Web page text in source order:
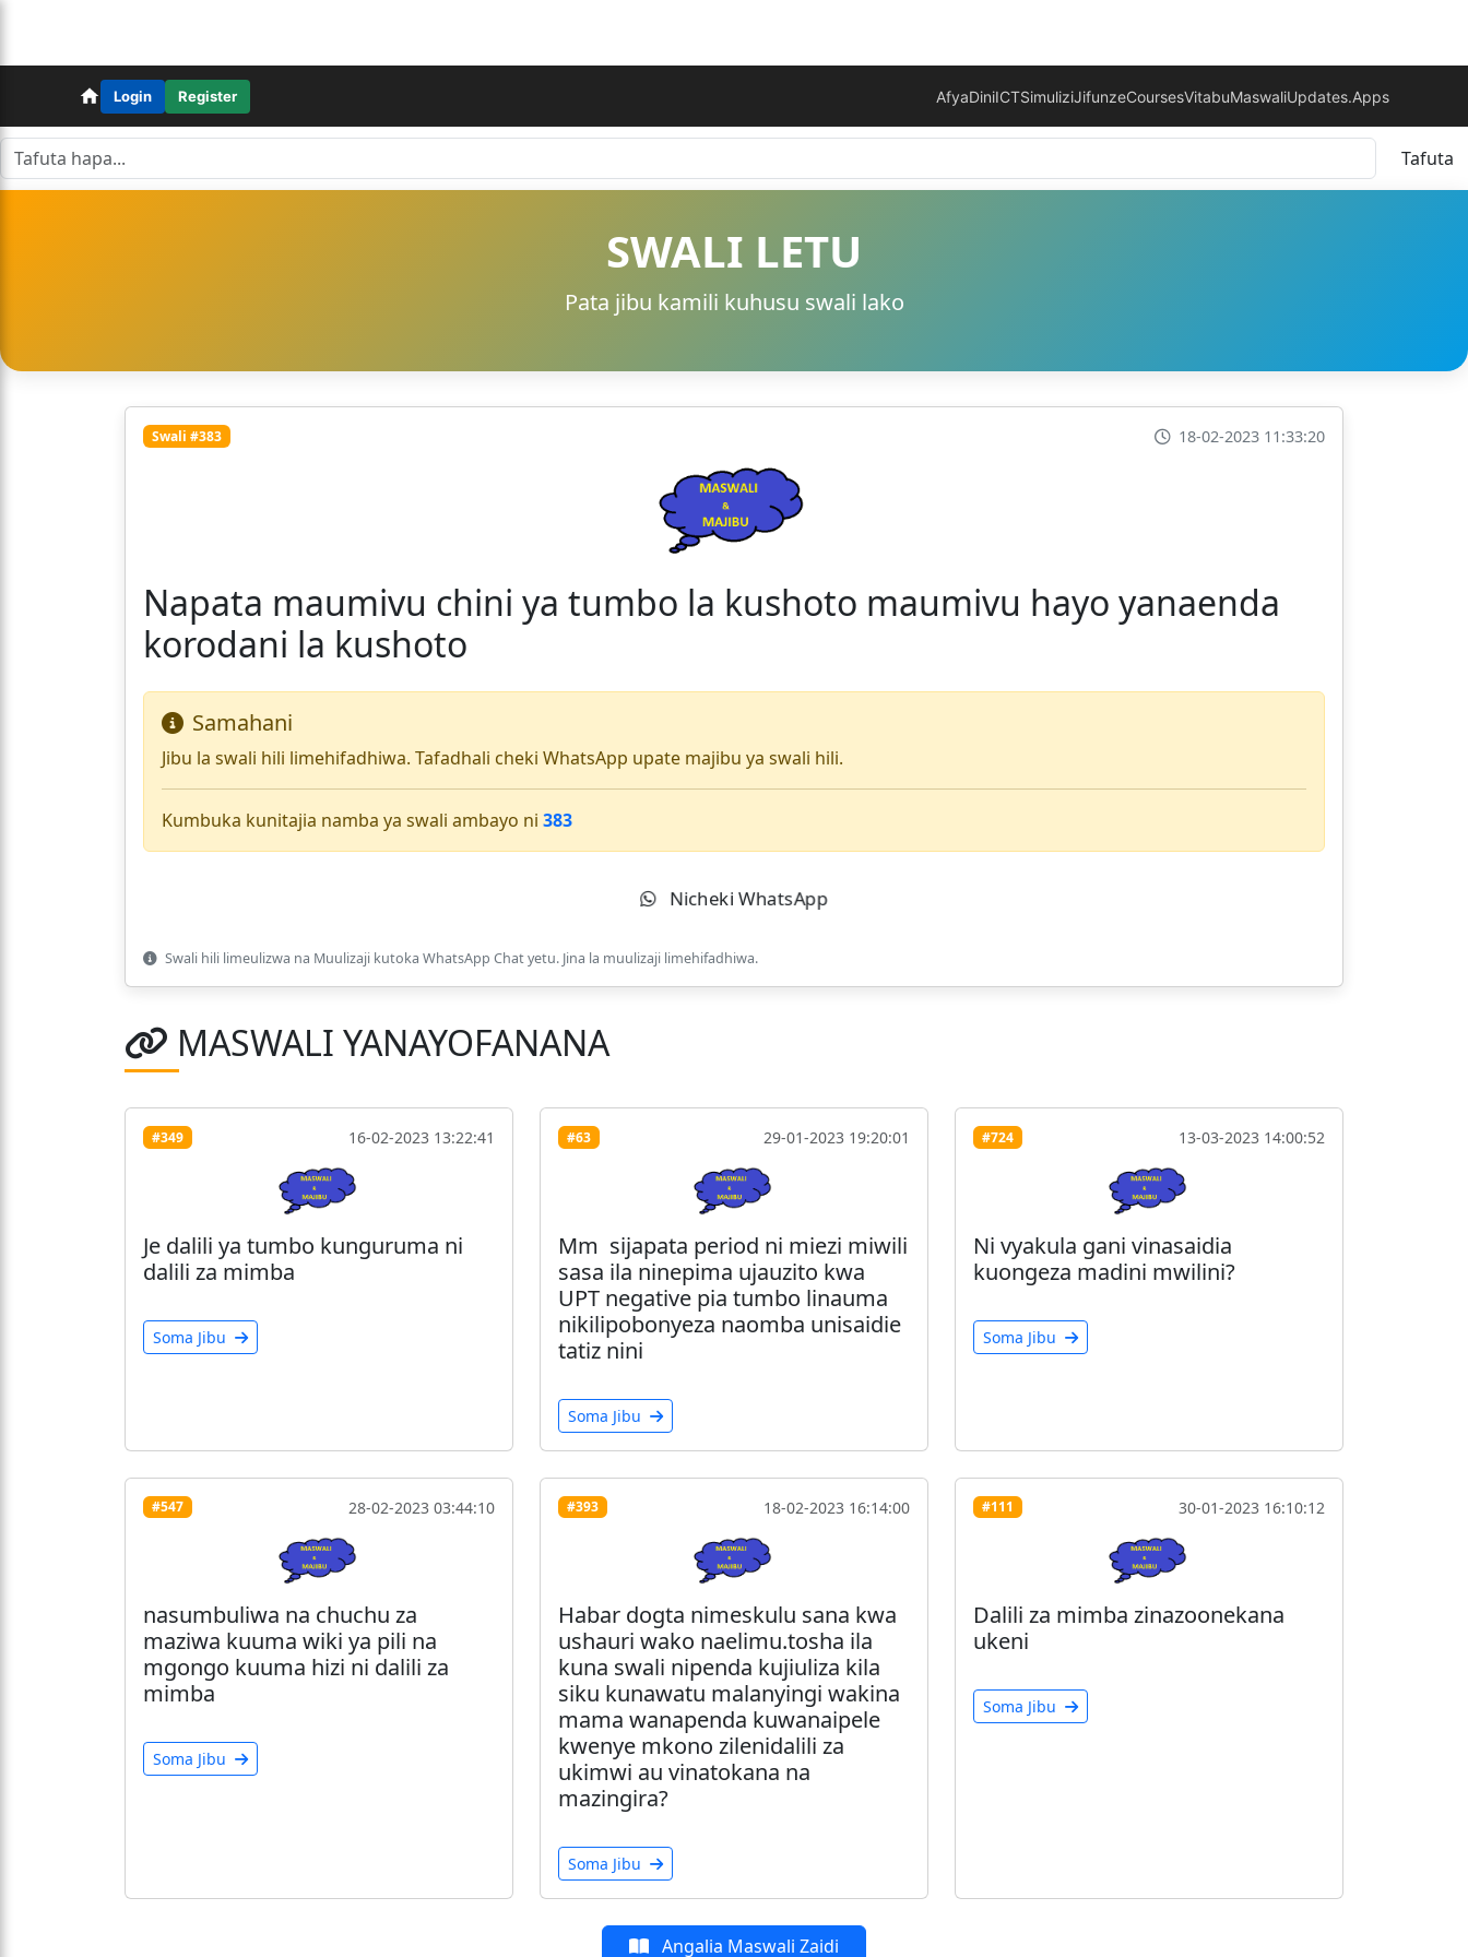
Login Register AfyaDiniICTSimuliziJifunzeCoursesVitabuMaswaliUpdates.Apps
Tafuta
SWALI LETU
Pata jibu kamili kuhusu swali lako
Swali #383 18-02-2023 11:33:20
Napata maumivu chini ya tumbo la kushoto maumivu hayo yanaenda
korodani la kushoto
Samahani
Jibu la swali hili limehifadhiwa. Tafadhali cheki WhatsApp upate majibu ya swali hili.
Kumbuka kunitajia namba ya swali ambayo ni 383
Nicheki WhatsApp
Swali hili limeulizwa na Muulizaji kutoka WhatsApp Chat yetu. Jina la muulizaji limehifadhiwa.
MASWALI YANAYOFANANA
#349 16-02-2023 13:22:41
Je dalili ya tumbo kunguruma ni
dalili za mimba
Soma Jibu
#63 29-01-2023 19:20:01
Mm sijapata period ni miezi miwili
sasa ila ninepima ujauzito kwa
UPT negative pia tumbo linauma
nikilipobonyeza naomba unisaidie
tatiz nini
Soma Jibu
#724 13-03-2023 14:00:52
Ni vyakula gani vinasaidia
kuongeza madini mwilini?
Soma Jibu
#547 28-02-2023 03:44:10
nasumbuliwa na chuchu za
maziwa kuuma wiki ya pili na
mgongo kuuma hizi ni dalili za
mimba
Soma Jibu
#393 18-02-2023 16:14:00
Habar dogta nimeskulu sana kwa
ushauri wako naelimu.tosha ila
kuna swali nipenda kujiuliza kila
siku kunawatu malanyingi wakina
mama wanapenda kuwanaipele
kwenye mkono zilenidalili za
ukimwi au vinatokana na
mazingira?
Soma Jibu
#111 30-01-2023 16:10:12
Dalili za mimba zinazoonekana
ukeni
Soma Jibu
Angalia Maswali Zaidi